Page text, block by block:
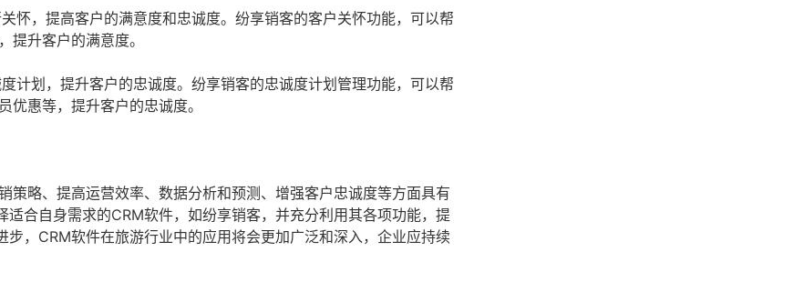
怀，提高客户的满意度和忠诚度。纷享销客的客户关怀功能，可以帮
提升客户的满意度。
计划，提升客户的忠诚度。纷享销客的忠诚度计划管理功能，可以帮
惠等，提升客户的忠诚度。
策略、提高运营效率、数据分析和预测、增强客户忠诚度等方面具有
合自身需求的CRM软件，如纷享销客，并充分利用其各项功能，提
，CRM软件在旅游行业中的应用将会更加广泛和深入，企业应持续